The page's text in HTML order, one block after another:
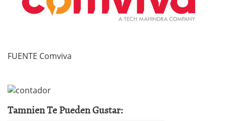
FUENTE Comviva
Tamnien Te Pueden Gustar: